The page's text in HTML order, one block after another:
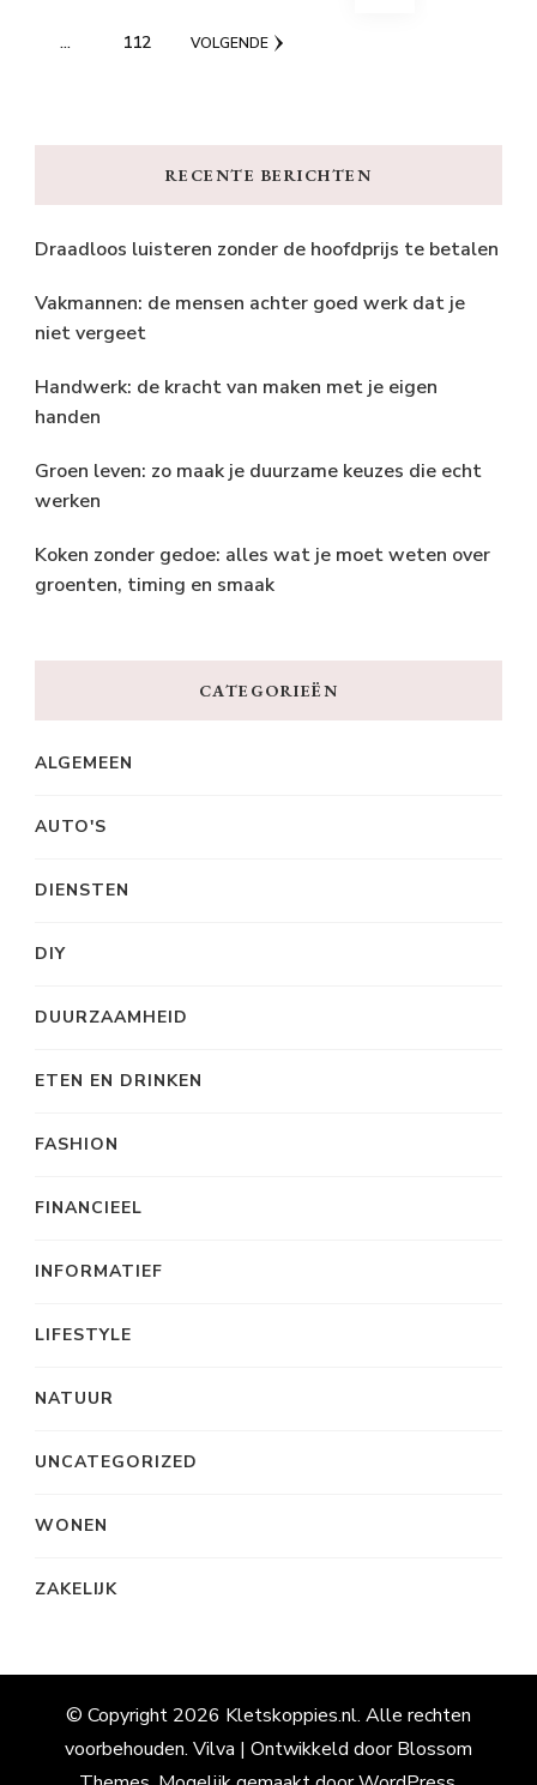
… PAGINA
112 VOLGENDE
RECENTE BERICHTEN
Draadloos luisteren zonder de hoofdprijs te betalen
Vakmannen: de mensen achter goed werk dat je
niet vergeet
Handwerk: de kracht van maken met je eigen
handen
Groen leven: zo maak je duurzame keuzes die echt
werken
Koken zonder gedoe: alles wat je moet weten over
groenten, timing en smaak
CATEGORIEËN
ALGEMEEN
AUTO'S
DIENSTEN
DIY
DUURZAAMHEID
ETEN EN DRINKEN
FASHION
FINANCIEEL
INFORMATIEF
LIFESTYLE
NATUUR
UNCATEGORIZED
WONEN
ZAKELIJK
© Copyright 2026 Kletskoppies.nl. Alle rechten
voorbehouden. Vilva | Ontwikkeld doorBlossom